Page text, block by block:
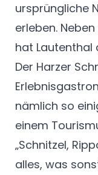
ursprüngliche
erleben.
hat Lautenthal
Der Harzer
nämlich so
einem
„Schnitzel,
alles, was